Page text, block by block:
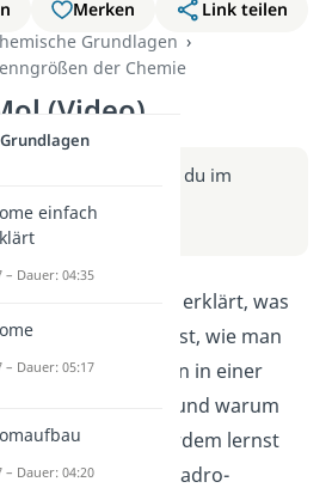
Merken
Link teilen
Grundlagen
der Chemie
(Video)
Weitere Infos erhältst du im
Beitrag zum Video
zum Beitrag: Mol
In diesem Video wird erklärt, was
Mol ist. Du erfährst, wie man
Menge an Teilchen in einer
Substanz berechnet und warum
wichtig ist. Außerdem lernst
wie man die Avogadro-
einfach
– Dauer: 04:35
– Dauer: 05:17
– Dauer: 04:20